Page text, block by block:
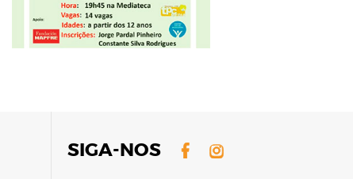
SIGA-NOS Facebook
Instagram